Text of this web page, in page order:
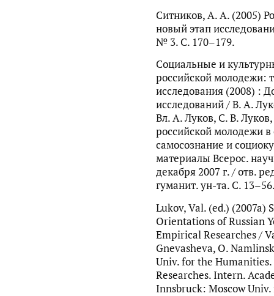
Ситников, А. А. (2005)
новый этап
№ 3. С. 170–179.
Социальные и
российской молодежи:
исследования (2008) :
исследований / В. А.
Вл. А. Луков, С. В.
российской молодежи
самосознание и
материалы Всерос.
декабря 2007 г. / отв.
гуманит. ун-та. С.
Lukov, Val. (ed.) (2007a)
Orientations of Russian
Empirical Researches /
Gnevasheva, O.
Univ. for the
Researches. Intern.
Innsbruck: Moscow